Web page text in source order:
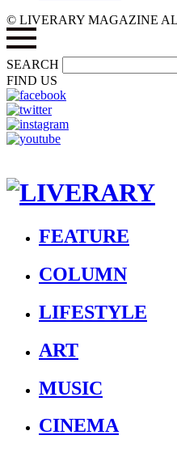
© LIVERARY MAGAZINE
SEARCH
FIND US
FEATURE
COLUMN
LIFESTYLE
ART
MUSIC
CINEMA